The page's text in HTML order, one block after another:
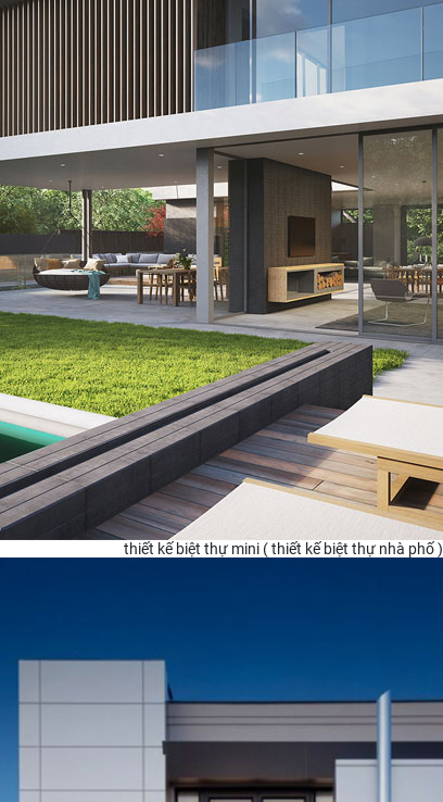
thiết kế biệt thự mini ( thiết kế biệt thự nhà phố )